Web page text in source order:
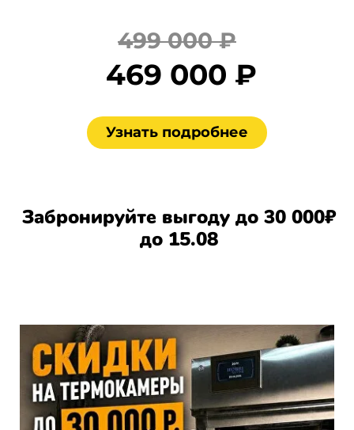
499 000 ₽
469 000 ₽
Узнать подробнее
Забронируйте выгоду до 30 000₽
до 15.08